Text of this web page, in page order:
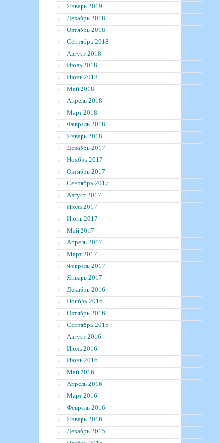
Январь 2019
Декабрь 2018
Октябрь 2018
Сентябрь 2018
Август 2018
Июль 2018
Июнь 2018
Май 2018
Апрель 2018
Март 2018
Февраль 2018
Январь 2018
Декабрь 2017
Ноябрь 2017
Октябрь 2017
Сентябрь 2017
Август 2017
Июль 2017
Июнь 2017
Май 2017
Апрель 2017
Март 2017
Февраль 2017
Январь 2017
Декабрь 2016
Ноябрь 2016
Октябрь 2016
Сентябрь 2016
Август 2016
Июль 2016
Июнь 2016
Май 2016
Апрель 2016
Март 2016
Февраль 2016
Январь 2016
Декабрь 2015